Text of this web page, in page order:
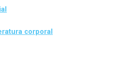
corporal